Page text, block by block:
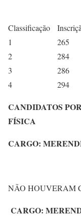
Classificação
1
265
2
284
3
286
4
294
CANDIDATOS
FÍSICA
CARGO:
NÃO HOUVERAM
CARGO: